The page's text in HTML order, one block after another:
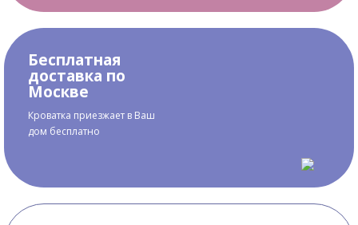
Бесплатная
доставка по
Москве
Кроватка приезжает в Ваш
дом бесплатно